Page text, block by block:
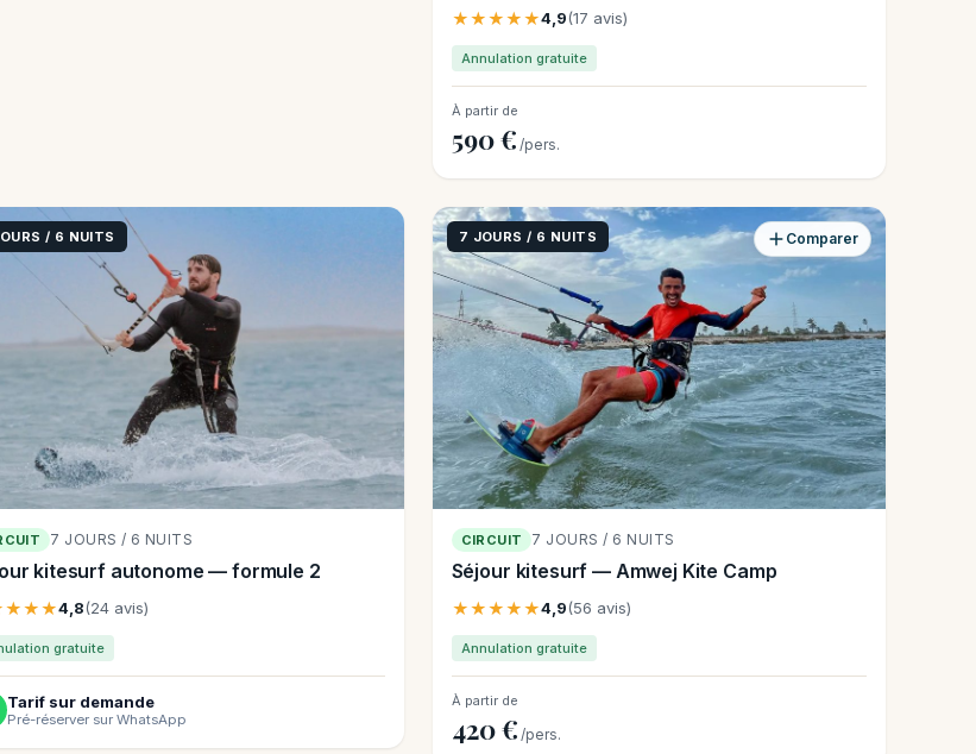
★★★★★4,9(17 avis)
Annulation gratuite
À partir de
590 € /pers.
/ 6 NUITS
7 JOURS / 6 NUITS
kitesurf autonome — formule 2
4,8(24 avis)
gratuite
Tarif sur demande
Pré-réserver sur WhatsApp
7 JOURS / 6 NUITS
CIRCUIT 7 JOURS / 6 NUITS
Séjour kitesurf — Amwej Kite Camp
★★★★★4,9(56 avis)
Annulation gratuite
À partir de
420 € /pers.
Comparer